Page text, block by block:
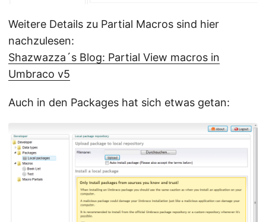
Weitere Details zu Partial Macros sind hier
nachzulesen:
Shazwazza´s Blog: Partial View macros in
Umbraco v5
Auch in den Packages hat sich etwas getan: